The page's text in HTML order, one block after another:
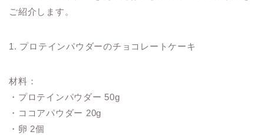
ご紹介します。
1. プロテインパウダーのチョコレートケーキ
材料：
・プロテインパウダー 50g
・ココアパウダー 20g
・卵 2個